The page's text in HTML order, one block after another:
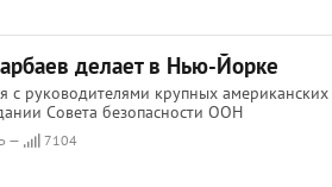
делает в Нью-Йорке
с руководителями крупных
Совета безопасности ООН
— 7104